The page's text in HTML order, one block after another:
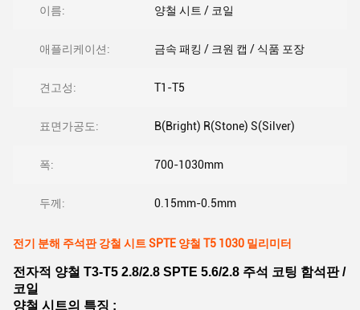
이름: 양철 시트 / 코일
애플리케이션: 금속 패킹 / 크원 캡 / 식품 포장
견고성: T1-T5
표면가공도: B(Bright) R(Stone) S(Silver)
폭: 700-1030mm
두께: 0.15mm-0.5mm
전기 분해 주석판 강철 시트 SPTE 양철 T5 1030 밀리미터
전자적 양철 T3-T5 2.8/2.8 SPTE 5.6/2.8 주석 코팅 함석판 /
코일
양철 시트의 특징 :